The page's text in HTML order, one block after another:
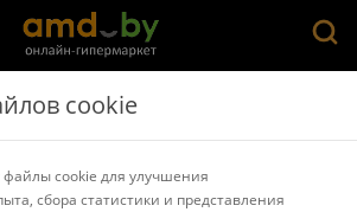
Аксессуары для ванной и туалета
Xiaomi Mi Foaming Hand Soap
cookie
файлы cookie для улучшения
сбора статистики и представления